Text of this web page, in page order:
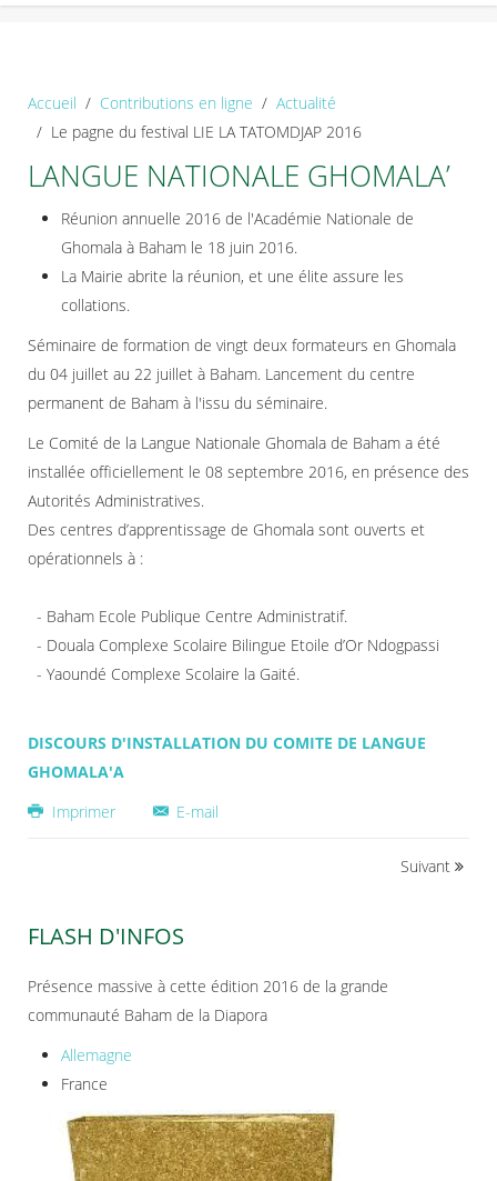
Accueil Contributions en ligne
Actualité
Le pagne du festival LIE LA TATOMDJAP 2016
LANGUE NATIONALE GHOMALA’
Réunion annuelle 2016 de l'Académie Nationale de
Ghomala à Baham le 18 juin 2016.
La Mairie abrite la réunion, et une élite assure les
collations.
Séminaire de formation de vingt deux formateurs en Ghomala
du 04 juillet au 22 juillet à Baham. Lancement du centre
permanent de Baham à l'issu du séminaire.
Le Comité de la Langue Nationale Ghomala de Baham a été
installée officiellement le 08 septembre 2016, en présence des
Autorités Administratives.
Des centres d’apprentissage de Ghomala sont ouverts et
opérationnels à :
- Baham Ecole Publique Centre Administratif.
- Douala Complexe Scolaire Bilingue Etoile d’Or Ndogpassi
- Yaoundé Complexe Scolaire la Gaité.
DISCOURS D'INSTALLATION DU COMITE DE LANGUE
GHOMALA'A
Imprimer
E-mail
Suivant
FLASH D'INFOS
Présence massive à cette édition 2016 de la grande
communauté Baham de la Diapora
Allemagne
France